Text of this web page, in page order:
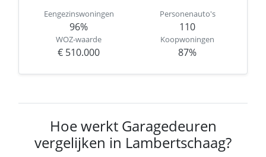
Eengezinswoningen
96%
Personenauto's
110
WOZ-waarde
€ 510.000
Koopwoningen
87%
Hoe werkt Garagedeuren
vergelijken in Lambertschaag?